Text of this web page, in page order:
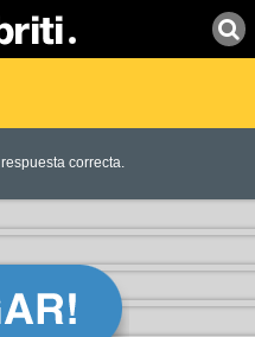
correcta.